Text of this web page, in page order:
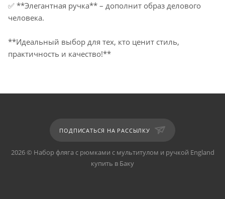
✅ **Элегантная ручка** – дополнит образ делового
человека.
**Идеальный выбор для тех, кто ценит стиль,
практичность и качество!**
ПОДПИСАТЬСЯ НА РАССЫЛКУ
2026 © Набор фляга с рюмками с мультитулом и ручкой England
купить в Баку